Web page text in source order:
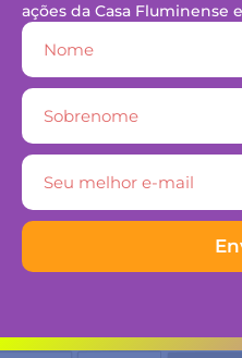
ações da Casa Fluminense